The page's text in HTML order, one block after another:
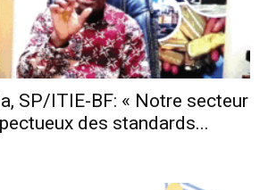
SP/ITIE-BF: « Notre secteur
des standards...